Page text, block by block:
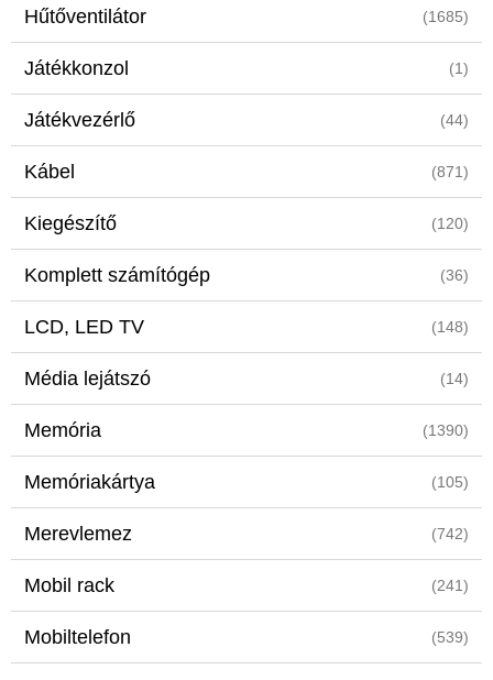
Hűtőventilátor (1685)
Játékkonzol (1)
Játékvezérlő (44)
Kábel (871)
Kiegészítő (120)
Komplett számítógép (36)
LCD, LED TV (148)
Média lejátszó (14)
Memória (1390)
Memóriakártya (105)
Merevlemez (742)
Mobil rack (241)
Mobiltelefon (539)